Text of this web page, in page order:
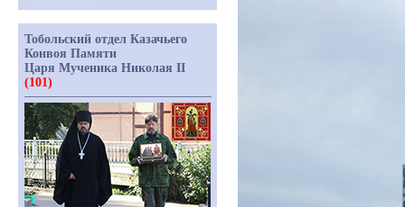
Тобольский отдел Казачьего
Конвоя Памяти
Царя Мученика Николая II
(101)